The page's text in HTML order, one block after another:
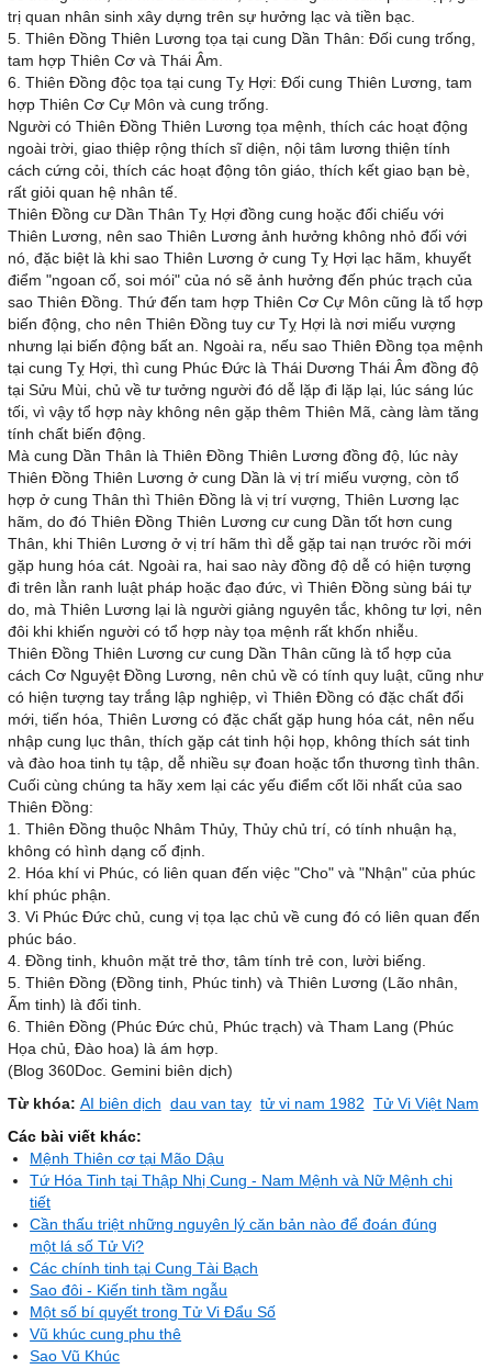
trị quan nhân sinh xây dựng trên sự hưởng lạc và tiền bạc.
5. Thiên Đồng Thiên Lương tọa tại cung Dần Thân: Đối cung trống,
tam hợp Thiên Cơ và Thái Âm.
6. Thiên Đồng độc tọa tại cung Tỵ Hợi: Đối cung Thiên Lương, tam
hợp Thiên Cơ Cự Môn và cung trống.
Người có Thiên Đồng Thiên Lương tọa mệnh, thích các hoạt động
ngoài trời, giao thiệp rộng thích sĩ diện, nội tâm lương thiện tính
cách cứng cỏi, thích các hoạt động tôn giáo, thích kết giao bạn bè,
rất giỏi quan hệ nhân tế.
Thiên Đồng cư Dần Thân Tỵ Hợi đồng cung hoặc đối chiếu với
Thiên Lương, nên sao Thiên Lương ảnh hưởng không nhỏ đối với
nó, đặc biệt là khi sao Thiên Lương ở cung Tỵ Hợi lạc hãm, khuyết
điểm "ngoan cố, soi mói" của nó sẽ ảnh hưởng đến phúc trạch của
sao Thiên Đồng. Thứ đến tam hợp Thiên Cơ Cự Môn cũng là tổ hợp
biến động, cho nên Thiên Đồng tuy cư Tỵ Hợi là nơi miếu vượng
nhưng lại biến động bất an. Ngoài ra, nếu sao Thiên Đồng tọa mệnh
tại cung Tỵ Hợi, thì cung Phúc Đức là Thái Dương Thái Âm đồng độ
tại Sửu Mùi, chủ về tư tưởng người đó dễ lặp đi lặp lại, lúc sáng lúc
tối, vì vậy tổ hợp này không nên gặp thêm Thiên Mã, càng làm tăng
tính chất biến động.
Mà cung Dần Thân là Thiên Đồng Thiên Lương đồng độ, lúc này
Thiên Đồng Thiên Lương ở cung Dần là vị trí miếu vượng, còn tổ
hợp ở cung Thân thì Thiên Đồng là vị trí vượng, Thiên Lương lạc
hãm, do đó Thiên Đồng Thiên Lương cư cung Dần tốt hơn cung
Thân, khi Thiên Lương ở vị trí hãm thì dễ gặp tai nạn trước rồi mới
gặp hung hóa cát. Ngoài ra, hai sao này đồng độ dễ có hiện tượng
đi trên lằn ranh luật pháp hoặc đạo đức, vì Thiên Đồng sùng bái tự
do, mà Thiên Lương lại là người giảng nguyên tắc, không tư lợi, nên
đôi khi khiến người có tổ hợp này tọa mệnh rất khốn nhiễu.
Thiên Đồng Thiên Lương cư cung Dần Thân cũng là tổ hợp của
cách Cơ Nguyệt Đồng Lương, nên chủ về có tính quy luật, cũng như
có hiện tượng tay trắng lập nghiệp, vì Thiên Đồng có đặc chất đổi
mới, tiến hóa, Thiên Lương có đặc chất gặp hung hóa cát, nên nếu
nhập cung lục thân, thích gặp cát tinh hội họp, không thích sát tinh
và đào hoa tinh tụ tập, dễ nhiều sự đoan hoặc tổn thương tình thân.
Cuối cùng chúng ta hãy xem lại các yếu điểm cốt lõi nhất của sao
Thiên Đồng:
1. Thiên Đồng thuộc Nhâm Thủy, Thủy chủ trí, có tính nhuận hạ,
không có hình dạng cố định.
2. Hóa khí vi Phúc, có liên quan đến việc "Cho" và "Nhận" của phúc
khí phúc phận.
3. Vi Phúc Đức chủ, cung vị tọa lạc chủ về cung đó có liên quan đến
phúc báo.
4. Đồng tinh, khuôn mặt trẻ thơ, tâm tính trẻ con, lười biếng.
5. Thiên Đồng (Đồng tinh, Phúc tinh) và Thiên Lương (Lão nhân,
Ấm tinh) là đối tinh.
6. Thiên Đồng (Phúc Đức chủ, Phúc trạch) và Tham Lang (Phúc
Họa chủ, Đào hoa) là ám hợp.
(Blog 360Doc. Gemini biên dịch)
Từ khóa: AI biên dịch dau van tay tử vi nam 1982 Tử Vi Việt Nam
Các bài viết khác:
Mệnh Thiên cơ tại Mão Dậu
Tứ Hóa Tinh tại Thập Nhị Cung - Nam Mệnh và Nữ Mệnh chi
tiết
Cần thấu triệt những nguyên lý căn bản nào để đoán đúng
một lá số Tử Vi?
Các chính tinh tại Cung Tài Bạch
Sao đôi - Kiến tinh tầm ngẫu
Một số bí quyết trong Tử Vi Đẩu Số
Vũ khúc cung phu thê
Sao Vũ Khúc